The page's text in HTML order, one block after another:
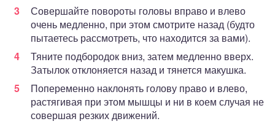
Совершайте повороты головы вправо и влево
очень медленно, при этом смотрите назад (будто
пытаетесь рассмотреть, что находится за вами).
Тяните подбородок вниз, затем медленно вверх.
Затылок отклоняется назад и тянется макушка.
Попеременно наклонять голову право и влево,
растягивая при этом мышцы и ни в коем случая не
совершая резких движений.